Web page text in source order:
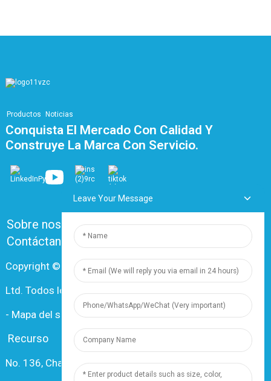
Productos Noticias
Conquista El Mercado Con Calidad Y
Construye La Marca Con Servicio.
Sobre nosotros Preguntas frecuentes
Contáctanos
Copyright © 2024 Shanghai Dingzun Electric & Cable Co.,
Ltd. Todos los derechos reservados.
- Mapa del sitio - Recursos
Recurso
No. 136, Changxiang Rd., Nanxiang Town, 201802,
Leave Your Message